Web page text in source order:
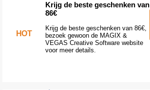
HOT
Krijg de beste geschenken van
86€
Krijg de beste geschenken van 86€,
bezoek gewoon de MAGIX &
VEGAS Creative Software website
voor meer details.